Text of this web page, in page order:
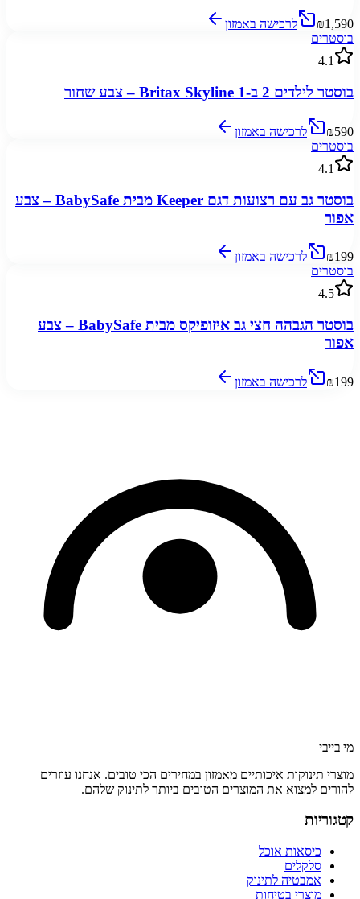
₪1,590
לרכישה באמזון
בוסטרים
4.1
בוסטר לילדים 2 ב-1 Britax Skyline – צבע שחור
₪590
לרכישה באמזון
בוסטרים
4.1
בוסטר גב עם רצועות דגם Keeper מבית BabySafe – צבע
אפור
₪199
לרכישה באמזון
בוסטרים
4.5
בוסטר הגבהה חצי גב איזופיקס מבית BabySafe – צבע
אפור
₪199 לרכישה באמזון
מי בייבי
מוצרי תינוקות איכותיים מאמזון במחירים הכי טובים. אנחנו עוזרים
להורים למצוא את המוצרים הטובים ביותר לתינוק שלהם.
קטגוריות
כיסאות אוכל
סלקלים
אמבטיה לתינוק
מוצרי בטיחות